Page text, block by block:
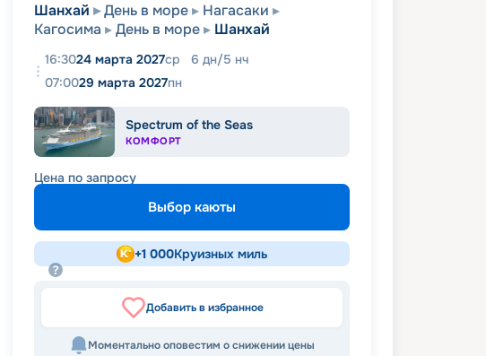
Шанхай День в море
Нагасаки
Кагосима
День в море Шанхай
16:3024 марта 2027ср 6 дн/5 нч
07:0029 марта 2027пн
Spectrum of the Seas
КОМФОРТ
Цена по запросу
Выбор каюты
+1 000Круизных миль
Добавить в избранное
Моментально оповестим о снижении цены